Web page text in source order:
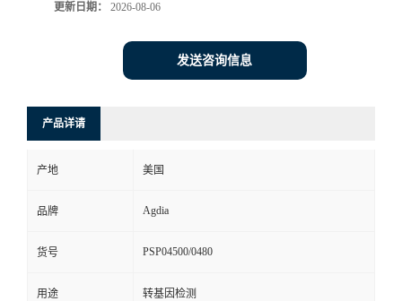
更新日期： 2026-08-06
发送咨询信息
产品详请
产地 美国
品牌 Agdia
货号 PSP04500/0480
用途 转基因检测